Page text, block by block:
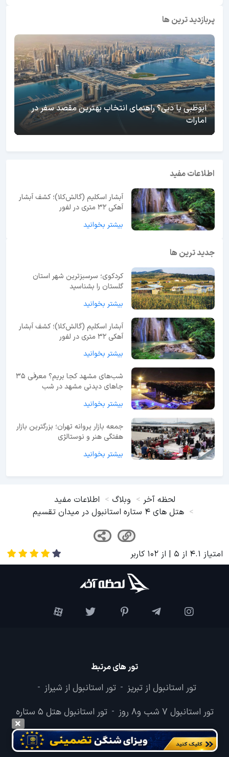
پربازدید ترین ها
ابوظبی یا دبی؟ راهنمای انتخاب بهترین مقصد سفر در
امارات
اطلاعات مفید
آبشار اسکلیم (گالش‌کلا)؛ کشف آبشار
آهکی ۳۲ متری در لفور
بیشتر بخوانید
جدید ترین ها
کردکوی؛ سرسبزترین شهر استان
گلستان را بشناسید
بیشتر بخوانید
آبشار اسکلیم (گالش‌کلا)؛ کشف آبشار
آهکی ۳۲ متری در لفور
بیشتر بخوانید
شب‌های مشهد کجا بریم؟ معرفی 35
جاهای دیدنی مشهد در شب
بیشتر بخوانید
جمعه بازار پروانه تهران؛ بزرگترین بازار
هفتگی هنر و نوستالژی
بیشتر بخوانید
لحظه آخر وبلاگ
اطلاعات مفید
هتل های 4 ستاره استانبول در میدان تقسیم
امتیاز 4.1 از 5 | از 102 کاربر
تور های مرتبط
تور استانبول از تبریز - تور استانبول از شیراز -
تور استانبول 7 شب و8 روز - تور استانبول هتل 5 ستاره
- تور استانبول از اصفهان - تور زمینی استانبول